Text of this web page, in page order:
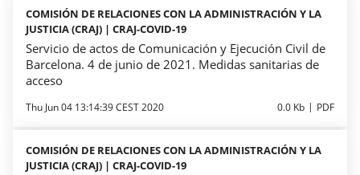
COMISIÓN DE RELACIONES CON LA ADMINISTRACIÓN Y LA
JUSTICIA (CRAJ) | CRAJ-COVID-19
Servicio de actos de Comunicación y Ejecución Civil de
Barcelona. 4 de junio de 2021. Medidas sanitarias de
acceso
Thu Jun 04 13:14:39 CEST 2020 0.0 Kb PDF
COMISIÓN DE RELACIONES CON LA ADMINISTRACIÓN Y LA
JUSTICIA (CRAJ) | CRAJ-COVID-19